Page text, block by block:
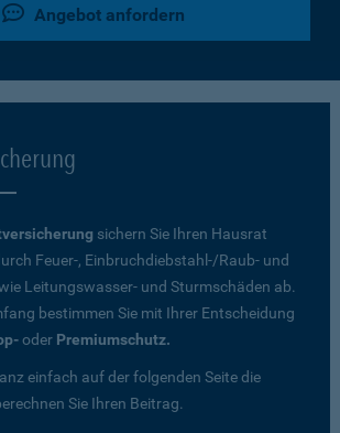
Angebot anfordern
sichern Sie Ihren Hausrat
Feuer-, Einbruchdiebstahl-/Raub- und
Leitungswasser- und Sturmschäden ab.
bestimmen Sie mit Ihrer Entscheidung
oder Premiumschutz.
einfach auf der folgenden Seite die
Sie Ihren Beitrag.